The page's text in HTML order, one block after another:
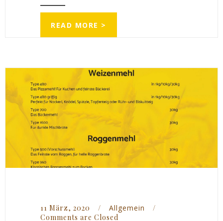
READ MORE >
11 März, 2020 / Allgemein
/
Comments are Closed